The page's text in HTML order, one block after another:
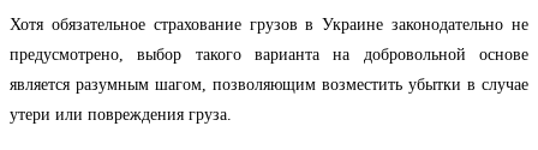
Хотя обязательное страхование грузов в Украине законодательно не
предусмотрено, выбор такого варианта на добровольной основе
является разумным шагом, позволяющим возместить убытки в случае
утери или повреждения груза.